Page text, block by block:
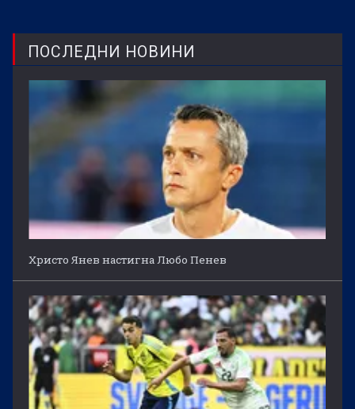
ПОСЛЕДНИ НОВИНИ
Христо Янев настигна Любо Пенев